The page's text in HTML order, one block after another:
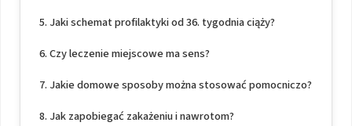
Jaki schemat profilaktyki od 36. tygodnia ciąży?
Czy leczenie miejscowe ma sens?
Jakie domowe sposoby można stosować pomocniczo?
Jak zapobiegać zakażeniu i nawrotom?